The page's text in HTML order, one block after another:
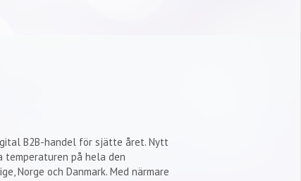
B2B-handel för sjätte året. Nytt
på hela den
Norge och Danmark. Med närmare